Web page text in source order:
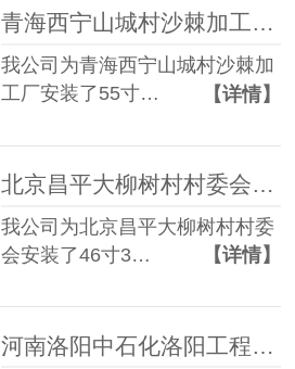
青海西宁山城村沙棘加工厂55寸1.7mm 3*4液晶拼接屏
我公司为青海西宁山城村沙棘加
工厂安装了55寸…
【详情】
北京昌平大柳树村村委会46寸3.5mm 3*3液晶拼接屏
我公司为北京昌平大柳树村村委
会安装了46寸3…
【详情】
河南洛阳中石化洛阳工程有限公司55寸0.88mm 2*2液晶拼接屏